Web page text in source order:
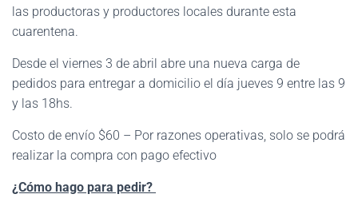
las productoras y productores locales durante esta
cuarentena.
Desde el viernes 3 de abril abre una nueva carga de
pedidos para entregar a domicilio el día jueves 9 entre las 9
y las 18hs.
Costo de envío $60 – Por razones operativas, solo se podrá
realizar la compra con pago efectivo
¿Cómo hago para pedir?